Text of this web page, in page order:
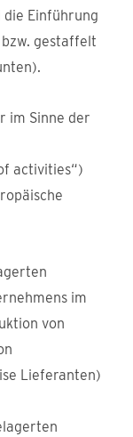
die Einführung
gestaffelt
im Sinne der
activities“)
im
von
Lieferanten)